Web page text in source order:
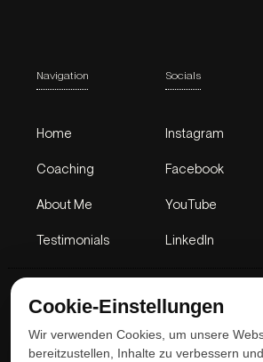
Navigation
Home
Coaching
About Me
Testimonials
Socials
Instagram
Facebook
YouTube
LinkedIn
Cookie-Einstellungen
Wir verwenden Cookies, um unsere
bereitzustellen, Inhalte zu verbessern